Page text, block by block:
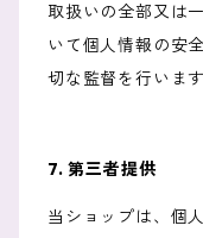
取扱いの全部又は
いて個人情報の安
切な監督を行います
7. 第三者提供
当ショップは、個